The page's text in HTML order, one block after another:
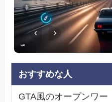
おすすめな人
GTA風のオープンワー